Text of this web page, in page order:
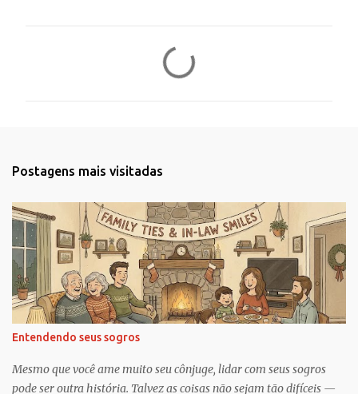
r
i
o
s
Postagens mais visitadas
Entendendo seus sogros
Mesmo que você ame muito seu cônjuge, lidar com seus sogros
pode ser outra história. Talvez as coisas não sejam tão difíceis —